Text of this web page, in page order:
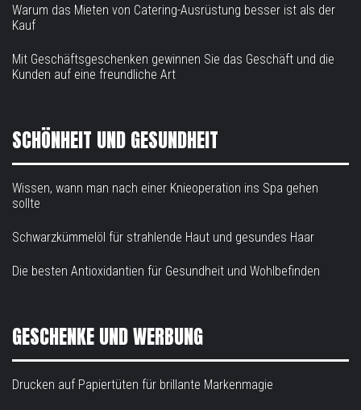
Warum das Mieten von Catering-Ausrüstung besser ist als der
Kauf
Mit Geschäftsgeschenken gewinnen Sie das Geschäft und die
Kunden auf eine freundliche Art
SCHÖNHEIT UND GESUNDHEIT
Wissen, wann man nach einer Knieoperation ins Spa gehen
sollte
Schwarzkümmelöl für strahlende Haut und gesundes Haar
Die besten Antioxidantien für Gesundheit und Wohlbefinden
GESCHENKE UND WERBUNG
Drucken auf Papiertüten für brillante Markenmagie